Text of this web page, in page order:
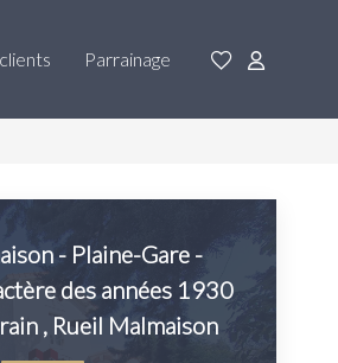
Parrainage
- Plaine-Gare -
des années 1930
, Rueil Malmaison